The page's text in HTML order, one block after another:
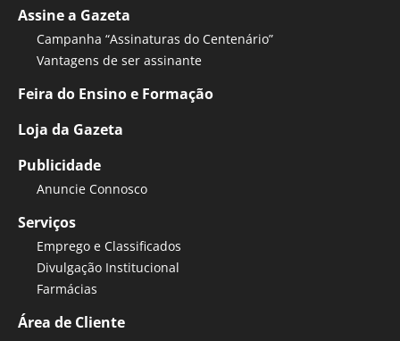
Assine a Gazeta
Campanha “Assinaturas do Centenário”
Vantagens de ser assinante
Feira do Ensino e Formação
Loja da Gazeta
Publicidade
Anuncie Connosco
Serviços
Emprego e Classificados
Divulgação Institucional
Farmácias
Área de Cliente